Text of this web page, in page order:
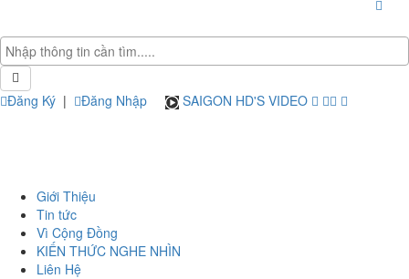
Đăng Ký | Đăng Nhập SAIGON HD'S VIDEO
Giới Thiệu
Tin tức
Vì Cộng Đồng
KIẾN THỨC NGHE NHÌN
Liên Hệ